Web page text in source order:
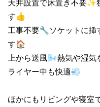
天井設置で床置き不要✨
す👍
工事不要🔧ソケットに挿
す🏠
上から送風🌬️熱気や湿気
ライヤー中も快適💨
ほかにもリビングや寝室